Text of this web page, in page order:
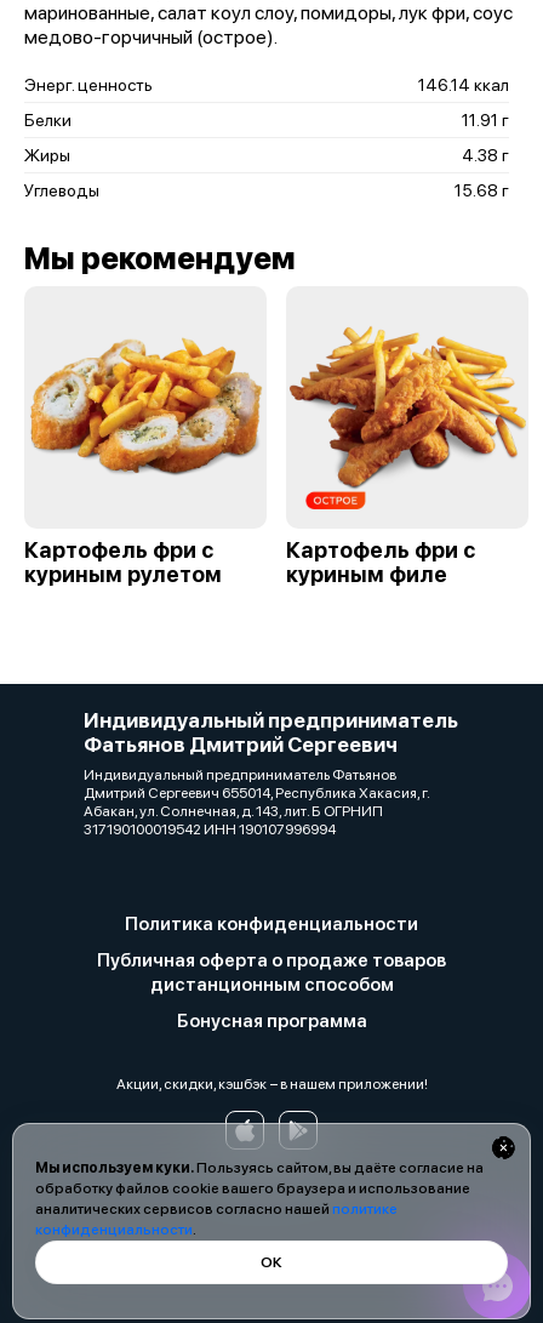
Мы используем куки.Пользуясь сайтом, вы даёте согласие на
обработку файлов cookie вашего браузера и использование
аналитических сервисов согласно нашей политике
конфиденциальности.
ОК
маринованные, салат коул слоу, помидоры, лук фри, соус
медово-горчичный (острое).
Энерг. ценность
146.14 ккал
Белки
11.91 г
Жиры
4.38 г
Углеводы
15.68 г
Мы рекомендуем
Картофель фри с
куриным рулетом
Картофель фри с
куриным филе
Индивидуальный предприниматель
Фатьянов Дмитрий Сергеевич
Индивидуальный предприниматель Фатьянов
Дмитрий Сергеевич 655014, Республика Хакасия, г.
Абакан, ул. Солнечная, д. 143, лит. Б ОГРНИП
317190100019542 ИНН 190107996994
Политика конфиденциальности
Публичная оферта о продаже товаров
дистанционным способом
Бонусная программа
Акции, скидки, кэшбэк − в нашем приложении!